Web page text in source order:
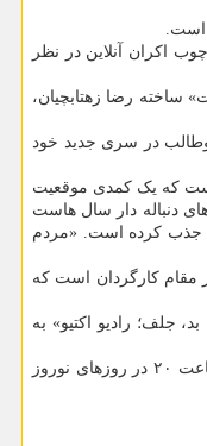
هم ادامه داشت، این پلت فرم برای نوروز ۱۴۰۰ اکران ۷ فیلم سینمایی را در چارچوب اکران آنلاین در نظر
ساخته رضا زهتابچیان،
سعید ابوطالب در سری جدید خود
شبکه نمایش خانگی است که یک کمدی موقعیت
میانگین زمان هر قسمت ۲۰ الی ۲۵ دقیقه تولید می شود. مجموعه های دنباله دار سال هاست
جذب کرده است. «مردم
مقام کارگردان است که
سریال کمدی «خوب، بد، جلف؛ رادیو اکتیو» به
سریال عاشقانه «می خواهم زنده بمانم» ساخته شهرام شاه حسینی که تا امروز ۴ قسمت از آن انتشار یافته است و مورد استقبال مخاطبان قرار گرفته است به پخش هفتگی خود در ایام دوشنبه ساعت ۲۰ در روزهای نوروز